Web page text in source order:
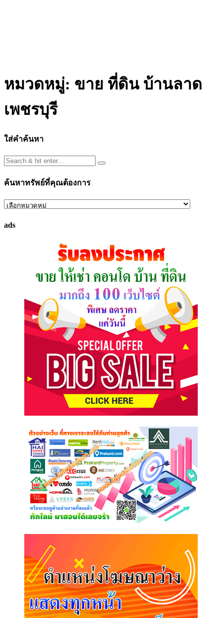
หมวดหมู่: ขาย ที่ดิน บ้านลาด
เพชรบุรี
ใส่คำค้นหา
ค้นหาทรัพย์ที่คุณต้องการ
ค้นหา
ที่
ads